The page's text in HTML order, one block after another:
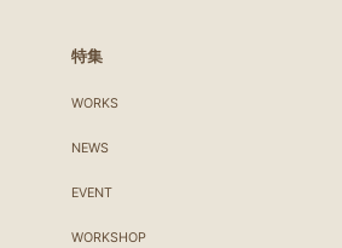
特集
WORKS
NEWS
EVENT
WORKSHOP